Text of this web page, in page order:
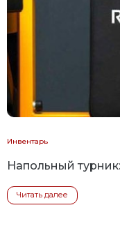
Инвентарь
Напольный
Читать далее